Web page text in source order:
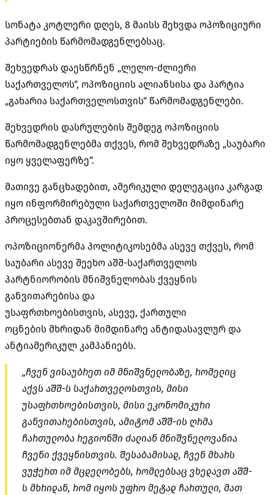
სონატა კოტლერი დღეს, 8 მაისს შეხვდა ოპოზიციური
პარტიების წარმომადგენლებსაც.
შეხვედრას დაესწრნენ „ლელო-ძლიერი
საქართველოს“, ოპოზიციის ალიანსისა და პარტია
„გახარია საქართველოსთვის“ წარმომადგენლები.
შეხვედრის დასრულების შემდეგ ოპოზიციის
წარმომადგენლებმა თქვეს, რომ შეხვედრაზე „საუბარი
იყო ყველაფერზე“.
მათივე განცხადებით, ამერიკული დელეგაცია კარგად
იყო ინფორმირებული საქართველოში მიმდინარე
პროცესებთან დაკავშირებით.
ოპოზიციონერმა პოლიტიკოსებმა ასევე თქვეს, რომ
საუბარი ასევე შეეხო აშშ-საქართველოს
პარტნიორობის მნიშვნელობას ქვეყნის
განვითარებისა და
უსაფრთხოებისთვის, ასევე, ქართული
ოცნების მხრიდან მიმდინარე ანტიდასავლურ და
ანტიამერიკულ კამპანიებს.
„ჩვენ ვისაუბრეთ იმ მნიშვნელობაზე, რომელიც
აქვს აშშ-ს საქართველოსთვის, მისი
უსაფრთხოებისთვის, მისი ეკონომიკური
განვითარებისთვის, ამიტომ აშშ-ის ღრმა
ჩართულობა რეგიონში ძალიან მნიშვნელოვანია
ჩვენი ქვეყნისთვის. შესაბამისად, ჩვენ მხარს
ვუჭერთ იმ მცდელობებს, რომლებსაც ვხედავთ აშშ-
ს მხრიდან, რომ იყოს უფრო მეტად ჩართული, მათ